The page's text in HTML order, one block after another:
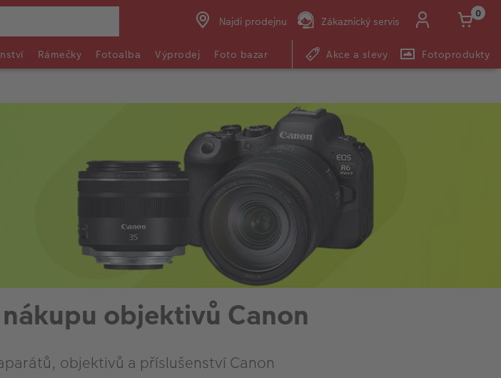
Najdi prodejnu Zákaznický servis
0
Rámečky Fotoalba Výprodej Foto bazar Akce a slevy Fotoprodukty
objektivů Canon
objektivů a příslušenství Canon